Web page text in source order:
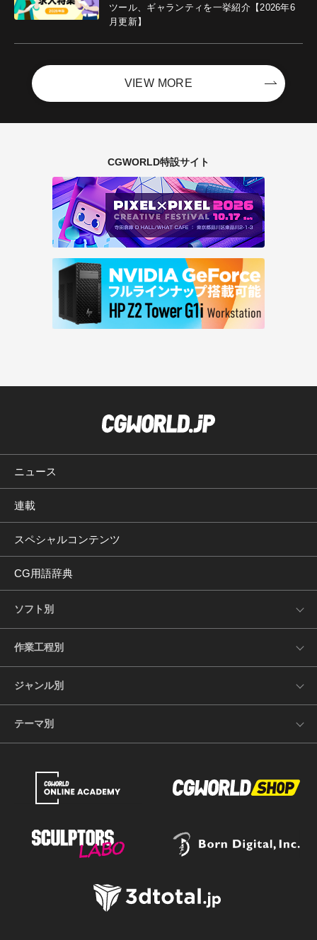
ツール、ギャランティを一挙紹介【2026年6
月更新】
VIEW MORE
CGWORLD特設サイト
ニュース
連載
スペシャルコンテンツ
CG用語辞典
ソフト別
作業工程別
ジャンル別
テーマ別